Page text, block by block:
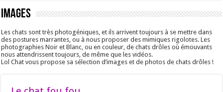
Images
Les chats sont très photogéniques, et ils arrivent toujours à se mettre dans
des postures marrantes, ou à nous proposer des mimiques rigolotes. Les
photographies Noir et Blanc, ou en couleur, de chats drôles où émouvants
nous attendrissent toujours, de même que les vidéos.
Lol Chat vous propose sa sélection d’images et de photos de chats drôles !